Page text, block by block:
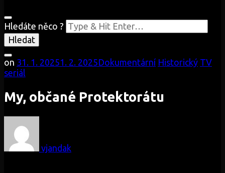
Hledáte něco ?
on 31. 1. 20251. 2. 2025Dokumentární Historický TV
seriál
My, občané Protektorátu
vjandak